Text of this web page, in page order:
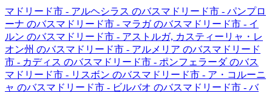
マドリード市 - アルヘシラス のバスマドリード市 - パンプロ
ーナ のバスマドリード市 - マラガ のバスマドリード市 - イ
ルン のバスマドリード市 - アストルガ, カスティーリャ・レ
オン州 のバスマドリード市 - アルメリア のバスマドリード
市 - カディス のバスマドリード市 - ポンフェラーダ のバス
マドリード市 - リスボン のバスマドリード市 - ア・コルーニ
ャ のバスマドリード市 - ビルバオ のバスマドリード市 - バ